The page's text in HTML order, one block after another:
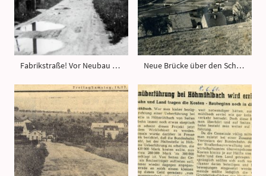
Fabrikstraße! Vor Neubau Empel Neue Brücke über den Schwarzbach,